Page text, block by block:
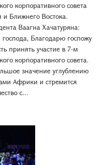
корпоративного совета
Ближнего Востока.
Ваагна Хачатуряна:
Благодарю госпожу
принять участие в 7-м
корпоративного совета.
значение углублению
Африки и стремится
с...